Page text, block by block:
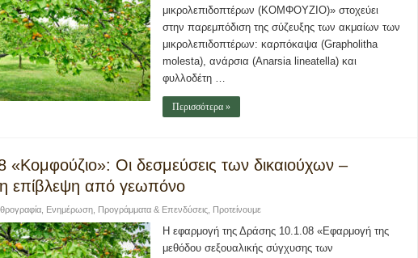
μικρολεπιδοπτέρων (ΚΟΜΦΟΥΖΙΟ)» στοχεύει
στην παρεμπόδιση της σύζευξης των ακμαίων των
μικρολεπιδοπτέρων: καρπόκαψα (Grapholitha
molesta), ανάρσια (Anarsia lineatella) και
φυλλοδέτη …
Περισσότερα »
Οι δεσμεύσεις των δικαιούχων –
επίβλεψη από γεωπόνο
Ενημέρωση Προγράμματα & Επενδύσεις Προτείνουμε
Η εφαρμογή της Δράσης 10.1.08 «Εφαρμογή της
μεθόδου σεξουαλικής σύγχυσης των